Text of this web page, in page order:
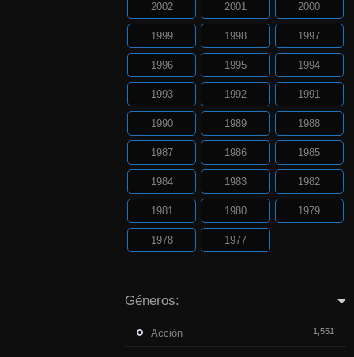
2002 2001 2000
1999 1998 1997
1996 1995 1994
1993 1992 1991
1990 1989 1988
1987 1986 1985
1984 1983 1982
1981 1980 1979
1978 1977
Géneros:
Acción 1,551